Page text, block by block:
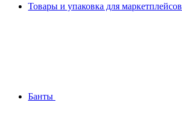
Товары и упаковка для маркетплейсов
Банты